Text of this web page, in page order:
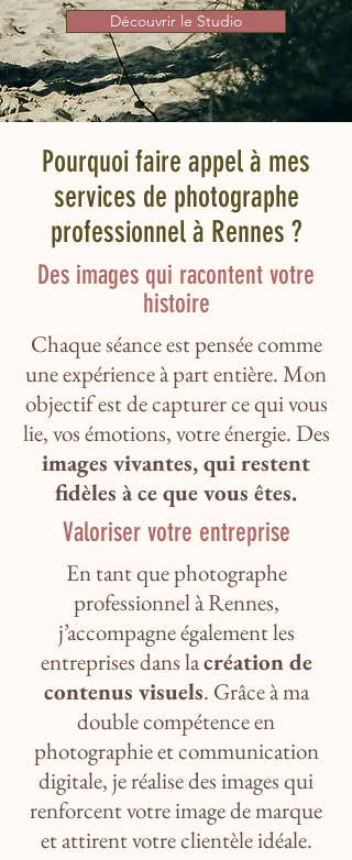
Découvrir le Studio
Pourquoi faire appel à mes
services de photographe
professionnel à Rennes ?
Des images qui racontent votre
histoire
Chaque séance est pensée comme
une expérience à part entière. Mon
objectif est de capturer ce qui vous
lie, vos émotions, votre énergie. Des
images vivantes, qui restent
fidèles à ce que vous êtes.
Valoriser votre entreprise
En tant que photographe
professionnel à Rennes,
j’accompagne également les
entreprises dans lacréation de
contenus visuels. Grâce à ma
double compétence en
photographie et communication
digitale, je réalise des images qui
renforcent votre image de marque
et attirent votre clientèle idéale.